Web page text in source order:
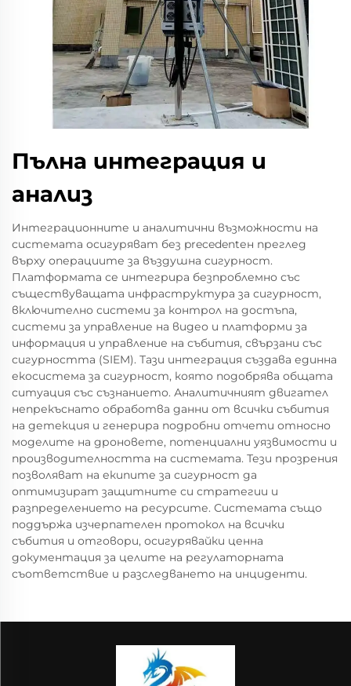
Пълна интеграция и
анализ
Интеграционните и аналитични възможности на
системата осигуряват без precedentен преглед
върху операциите за въздушна сигурност.
Платформата се интегрира безпроблемно със
съществуващата инфраструктура за сигурност,
включително системи за контрол на достъпа,
системи за управление на видео и платформи за
информация и управление на събития, свързани със
сигурността (SIEM). Тази интеграция създава единна
екосистема за сигурност, която подобрява общата
ситуация със съзнанието. Аналитичният двигател
непрекъснато обработва данни от всички събития
на детекция и генерира подробни отчети относно
моделите на дроновете, потенциални уязвимости и
производителността на системата. Тези прозрения
позволяват на екипите за сигурност да
оптимизират защитните си стратегии и
разпределението на ресурсите. Системата също
поддържа изчерпателен протокол на всички
събития и отговори, осигурявайки ценна
документация за целите на регулаторната
съответствие и разследването на инциденти.